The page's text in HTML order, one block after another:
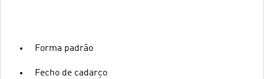
Forma padrão
Fecho de cadarço